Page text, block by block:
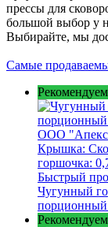
прессы для
большой выбор у
Выбирайте, мы
Самые
Рекомендуем
Быстрый
Чугунный
Рекомендуем